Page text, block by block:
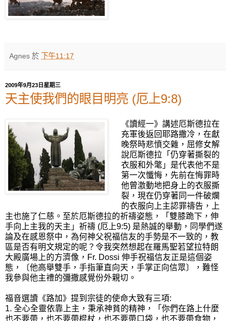
Agnes 於 下午11:17
2009年9月23日星期三
天主使我們的眼目明亮 (厄上9:8)
《讀經一》講述厄斯德拉在
充軍後返回耶路撒冷，在獻
晚祭時悲憤交雜，屈修女解
說厄斯德拉「仍穿著撕裂的
衣服和外氅」是代表他不是
第一次懺悔，先前在悔罪時
他曾激動地把身上的衣服撕
裂，現在仍穿著同一件破爛
的衣服向上主認罪禱告，上
主也施了仁慈。至於厄斯德拉的祈禱姿態，「雙膝跪下，伸
手向上主我的天主」祈禱 (厄上9:5) 是熱誠的舉動，同學們遂
論及在感恩祭中，為何神父祝福信友的手勢是不一致的，教
區是否有明文規定的呢？令我突然想起在羅馬聖若望拉特朗
大殿廣場上的方濟像，Fr. Dossi 伸手祝福信友正是這個姿
態，〔他高舉雙手，手指筆直向天，手掌正向信眾〕，難怪
我參與他主禮的彌撒感覺份外親切。
福音選讀《路加》提到宗徒的使命大致有三項:
1. 全心全靈依靠上主，秉承神貧的精神，「你們在路上什麼
也不要帶，也不要帶棍杖，也不要帶口袋，也不要帶食物，